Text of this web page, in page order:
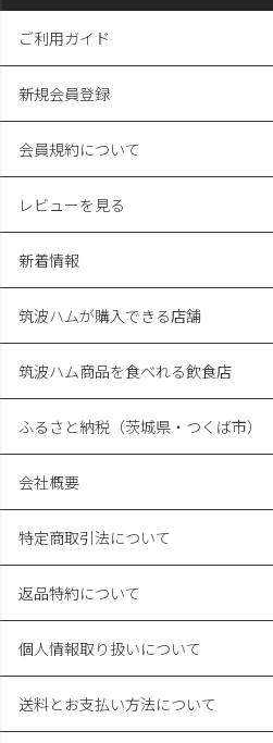
ご利用ガイド
新規会員登録
会員規約について
レビューを見る
新着情報
筑波ハムが購入できる店舗
筑波ハム商品を食べれる飲食店
ふるさと納税（茨城県・つくば市）
会社概要
特定商取引法について
返品特約について
個人情報取り扱いについて
送料とお支払い方法について